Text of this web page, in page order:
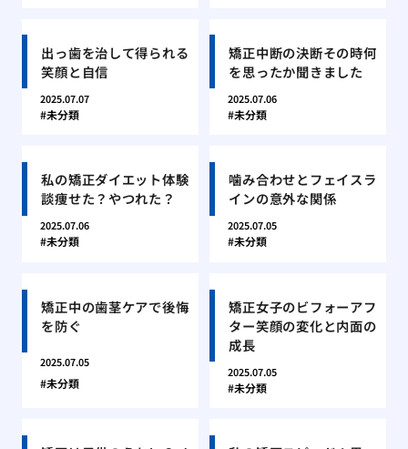
出っ歯を治して得られる
笑顔と自信
2025.07.07
未分類
矯正中断の決断その時何
を思ったか聞きました
2025.07.06
未分類
私の矯正ダイエット体験
談痩せた？やつれた？
2025.07.06
未分類
噛み合わせとフェイスラ
インの意外な関係
2025.07.05
未分類
矯正中の歯茎ケアで後悔
を防ぐ
2025.07.05
未分類
矯正女子のビフォーアフ
ター笑顔の変化と内面の
成長
2025.07.05
未分類